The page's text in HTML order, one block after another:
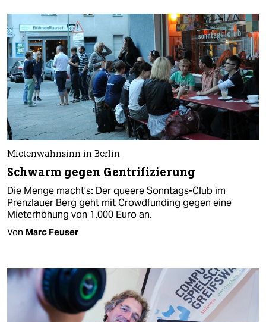
Mietenwahnsinn in Berlin
Schwarm gegen Gentrifizierung
Die Menge macht’s: Der queere Sonntags-Club im
Prenzlauer Berg geht mit Crowdfunding gegen eine
Mieterhöhung von 1.000 Euro an.
Von Marc Feuser